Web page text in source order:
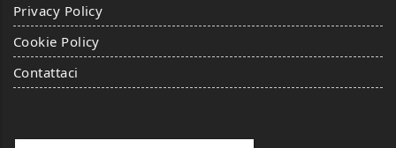
Privacy Policy
Cookie Policy
Contattaci